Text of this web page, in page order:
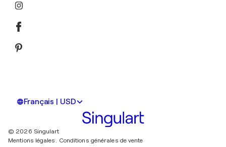
Français | USD
© 2026 Singulart
Mentions légales.
Conditions générales de vente